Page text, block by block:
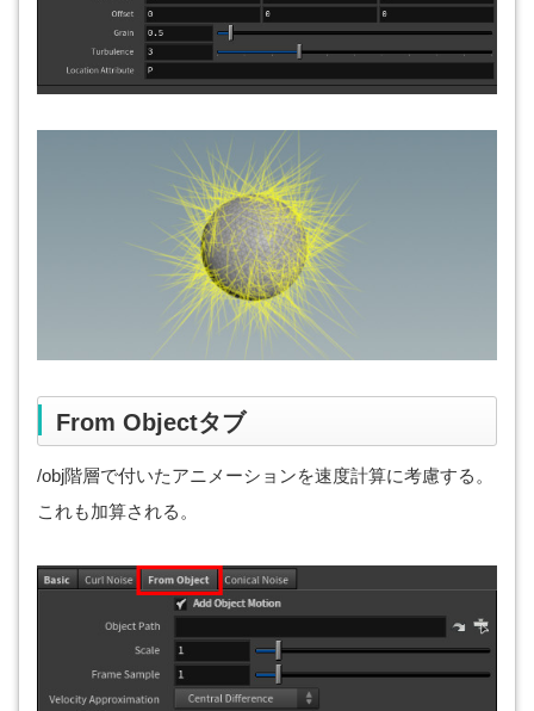
From Objectタブ
/obj階層で付いたアニメーションを速度計算に考慮する。
これも加算される。